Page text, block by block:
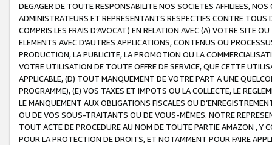
DEGAGER DE TOUTE RESPONSABILITE NOS SOCIETES AFFILIEES,
ADMINISTRATEURS ET REPRESENTANTS RESPECTIFS CONTRE
COMPRIS LES FRAIS D’AVOCAT) EN RELATION AVEC (A) VOTRE SITE
ELEMENTS AVEC D’AUTRES APPLICATIONS, CONTENUS OU
PRODUCTION, LA PUBLICITE, LA PROMOTION OU LA
VOTRE UTILISATION DE TOUTE OFFRE DE SERVICE, QUE CETTE
APPLICABLE, (D) TOUT MANQUEMENT DE VOTRE PART A UNE
PROGRAMME), (E) VOS TAXES ET IMPOTS OU LA COLLECTE, LE
LE MANQUEMENT AUX OBLIGATIONS FISCALES OU
OU DE VOS SOUS-TRAITANTS OU DE VOUS-MÊMES. NOTRE
TOUT ACTE DE PROCEDURE AU NOM DE TOUTE PARTIE AMAZON , Y
POUR LA PROTECTION DE DROITS, ET NOTAMMENT POUR FAIRE